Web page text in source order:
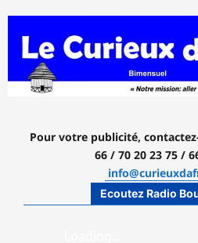
contenu
Pour votre publicité,
66 / 70 20 23 75 /
Ecoutez Radio